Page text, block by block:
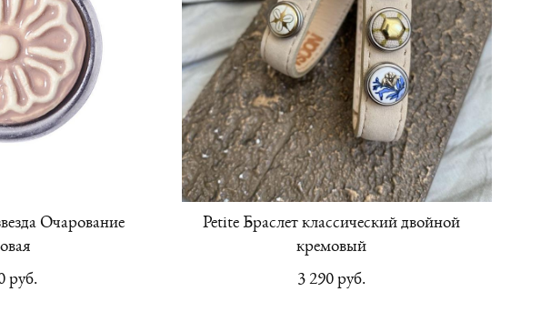
Очарование
pуб.
Petite Браслет классический двойной
кремовый
3 290 pуб.